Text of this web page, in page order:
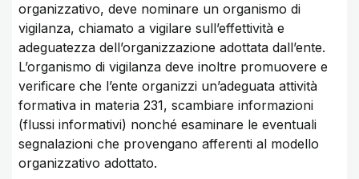
organizzativo, deve nominare un organismo di
vigilanza, chiamato a vigilare sull’effettività e
adeguatezza dell’organizzazione adottata dall’ente.
L’organismo di vigilanza deve inoltre promuovere e
verificare che l’ente organizzi un’adeguata attività
formativa in materia 231, scambiare informazioni
(flussi informativi) nonché esaminare le eventuali
segnalazioni che provengano afferenti al modello
organizzativo adottato.